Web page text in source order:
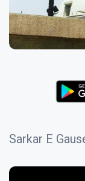
Sarkar E